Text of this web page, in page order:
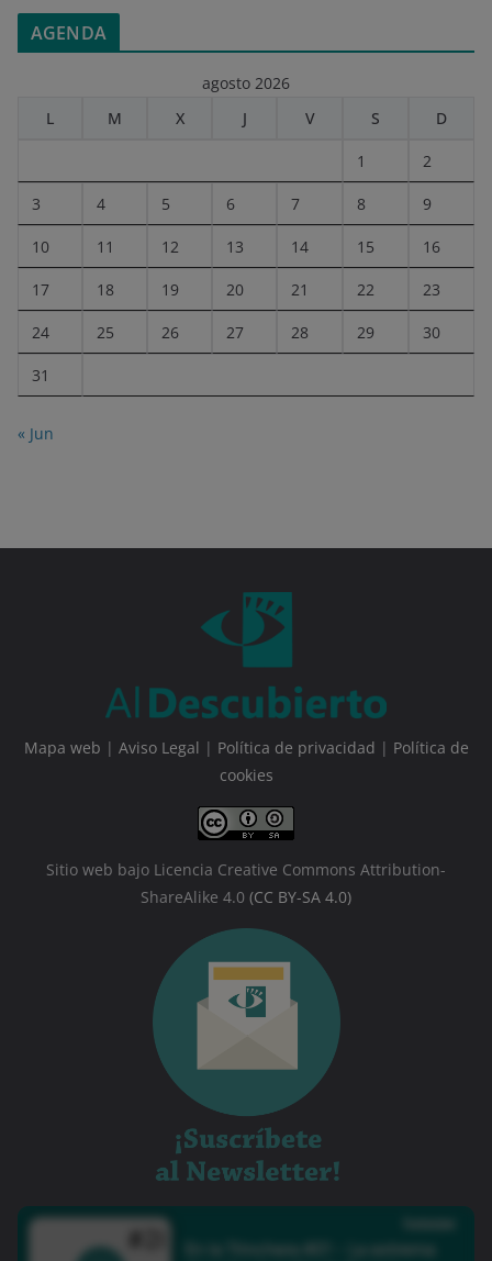
AGENDA
agosto 2026
L
M X J V S D
1 2
3 4 5 6 7 8 9
10 11 12 13 14 15 16
17 18 19 20 21 22 23
24 25 26 27 28 29 30
31
« Jun
Mapa web | Aviso Legal | Política de privacidad | Política de
cookies
Sitio web bajo Licencia Creative Commons Attribution-
ShareAlike 4.0 (CC BY-SA 4.0)